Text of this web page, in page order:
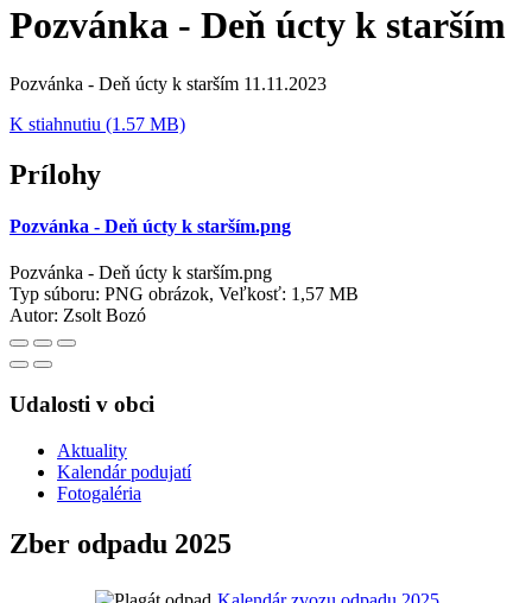
Pozvánka - Deň úcty k starším
Pozvánka - Deň úcty k starším 11.11.2023
K stiahnutiu (1.57 MB)
Prílohy
Pozvánka - Deň úcty k starším.png
Pozvánka - Deň úcty k starším.png
Typ súboru: PNG obrázok, Veľkosť: 1,57 MB
Autor: Zsolt Bozó
Udalosti v obci
Aktuality
Kalendár podujatí
Fotogaléria
Zber odpadu 2025